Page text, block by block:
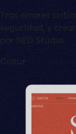
Tras errores
seguridad, y
por SED Studio.
Coltur